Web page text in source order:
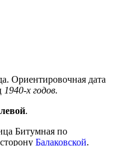
Ориентировочная дата
1940-х годов.
.
Битумная по
Балаковской.